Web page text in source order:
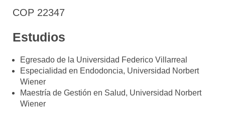
COP 22347
Estudios
Egresado de la Universidad Federico Villarreal
Especialidad en Endodoncia, Universidad Norbert
Wiener
Maestría de Gestión en Salud, Universidad Norbert
Wiener